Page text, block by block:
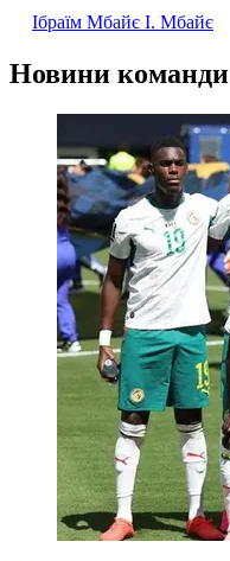
Ібраїм Мбайє І. Мбайє
Новини команди